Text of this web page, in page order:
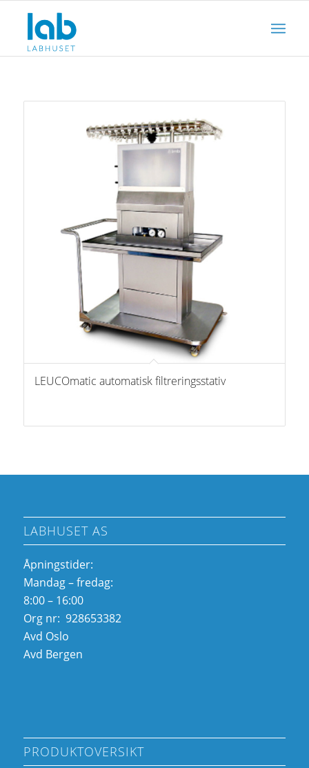
LEUCOmatic automatisk filtreringsstativ
LABHUSET AS
Åpningstider:
Mandag – fredag:
8:00 – 16:00
Org nr: 928653382
Avd Oslo
Avd Bergen
PRODUKTOVERSIKT